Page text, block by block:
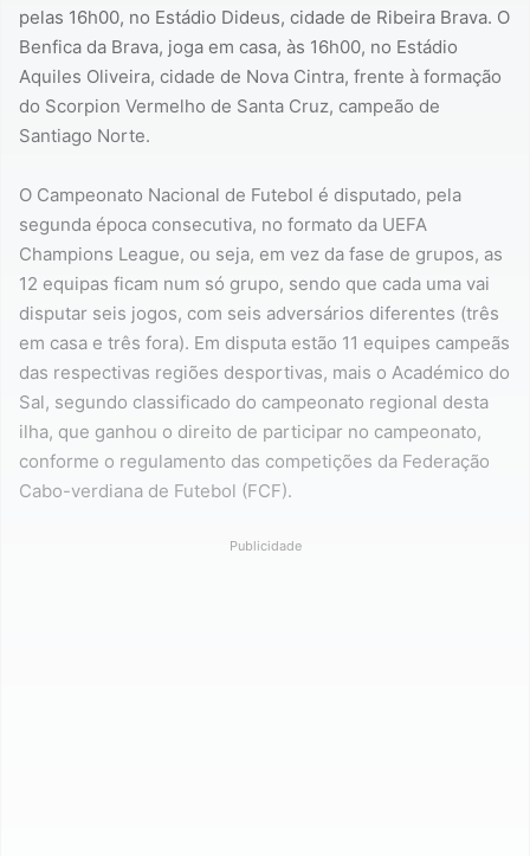
pelas 16h00, no Estádio Dideus, cidade de Ribeira Brava. O
Benfica da Brava, joga em casa, às 16h00, no Estádio
Aquiles Oliveira, cidade de Nova Cintra, frente à formação
do Scorpion Vermelho de Santa Cruz, campeão de
Santiago Norte.
O Campeonato Nacional de Futebol é disputado, pela
segunda época consecutiva, no formato da UEFA
Champions League, ou seja, em vez da fase de grupos, as
12 equipas ficam num só grupo, sendo que cada uma vai
disputar seis jogos, com seis adversários diferentes (três
em casa e três fora). Em disputa estão 11 equipes campeãs
das respectivas regiões desportivas, mais o Académico do
Sal, segundo classificado do campeonato regional desta
ilha, que ganhou o direito de participar no campeonato,
conforme o regulamento das competições da Federação
Cabo-verdiana de Futebol (FCF).
Publicidade